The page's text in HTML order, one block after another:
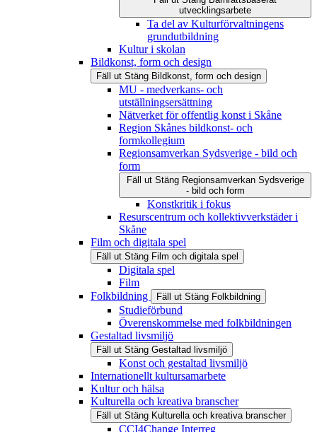
utvecklingsarbete
Ta del av Kulturförvaltningens
grundutbildning
Kultur i skolan
Bildkonst, form och design
Fäll ut Stäng Bildkonst, form och design
MU - medverkans- och
utställningsersättning
Nätverket för offentlig konst i Skåne
Region Skånes bildkonst- och
formkollegium
Regionsamverkan Sydsverige - bild och
form
Fäll ut Stäng Regionsamverkan Sydsverige
- bild och form
Konstkritik i fokus
Resurscentrum och kollektivverkstäder i
Skåne
Film och digitala spel
Fäll ut Stäng Film och digitala spel
Digitala spel
Film
Folkbildning
Fäll ut Stäng Folkbildning
Studieförbund
Överenskommelse med folkbildningen
Gestaltad livsmiljö
Fäll ut Stäng Gestaltad livsmiljö
Konst och gestaltad livsmiljö
Internationellt kultursamarbete
Kultur och hälsa
Kulturella och kreativa branscher
Fäll ut Stäng Kulturella och kreativa branscher
CCI4Change Interreg